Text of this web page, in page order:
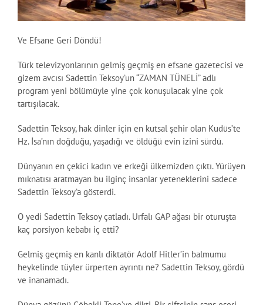
Ve Efsane Geri Döndü!
Türk televizyonlarının gelmiş geçmiş en efsane gazetecisi ve
gizem avcısı Sadettin Teksoy’un “ZAMAN TÜNELİ” adlı
program yeni bölümüyle yine çok konuşulacak yine çok
tartışılacak.
Sadettin Teksoy, hak dinler için en kutsal şehir olan Kudüs’te
Hz. İsa’nın doğduğu, yaşadığı ve öldüğü evin izini sürdü.
Dünyanın en çekici kadın ve erkeği ülkemizden çıktı. Yürüyen
mıknatısı aratmayan bu ilginç insanlar yeteneklerini sadece
Sadettin Teksoy’a gösterdi.
O yedi Sadettin Teksoy çatladı. Urfalı GAP ağası bir oturuşta
kaç porsiyon kebabı iç etti?
Gelmiş geçmiş en kanlı diktatör Adolf Hitler’in balmumu
heykelinde tüyler ürperten ayrıntı ne? Sadettin Teksoy, gördü
ve inanamadı.